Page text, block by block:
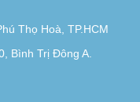
Thọ Hoà, TP.HCM
Bình Trị Đông A.